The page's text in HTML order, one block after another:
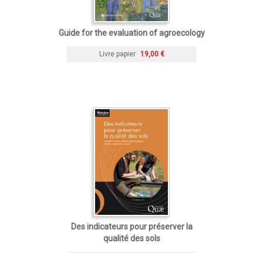
Guide for the evaluation of agroecology
Livre papier 19,00 €
Des indicateurs pour préserver la
qualité des sols